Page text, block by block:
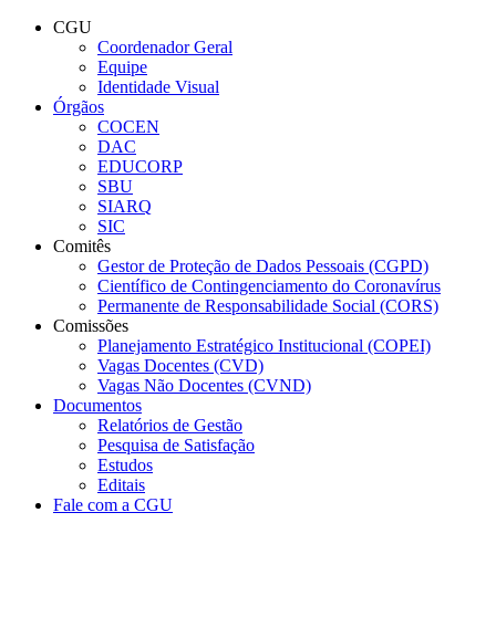
Conteúdo principal
CGU
Coordenador Geral
Equipe
Identidade Visual
Órgãos
COCEN
DAC
EDUCORP
SBU
SIARQ
SIC
Comitês
Gestor de Proteção de Dados Pessoais (CGPD)
Científico de Contingenciamento do Coronavírus
Permanente de Responsabilidade Social (CORS)
Comissões
Planejamento Estratégico Institucional (COPEI)
Vagas Docentes (CVD)
Vagas Não Docentes (CVND)
Documentos
Relatórios de Gestão
Pesquisa de Satisfação
Estudos
Editais
Fale com a CGU